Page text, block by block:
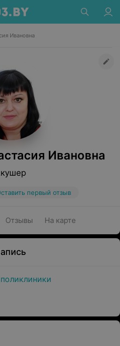
Ивановна
Ивановна
первый отзыв
Отзывы На карте